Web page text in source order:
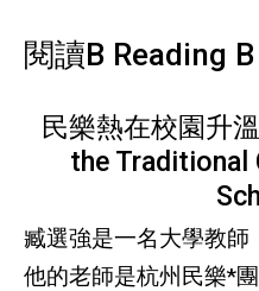
閱讀B Reading B
民樂熱在校園升
the Traditional
臧選強是一名大學教師
他的老師是杭州民樂*